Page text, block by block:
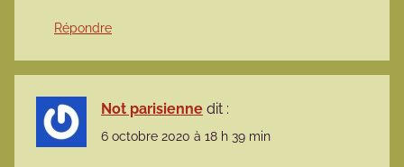
Répondre
Not parisienne dit :
6 octobre 2020 à 18 h 39 min